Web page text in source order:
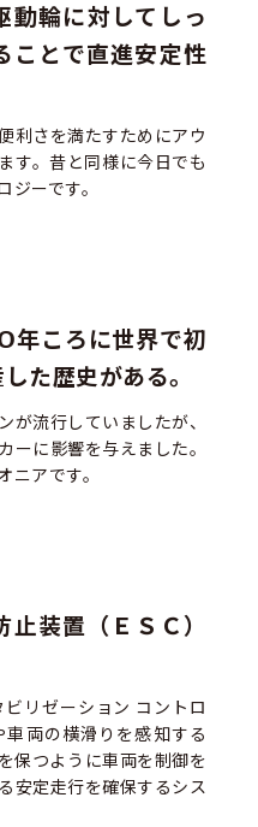
動輪に対してしっ
ことで直進安定性
利さを満たすためにアウ
す。昔と同様に今日でも
ーです。
ころに世界で初
た歴史がある。
が流行していましたが、
ーに影響を与えました。
ニアです。
装置（ＥＳＣ）
リゼーション コントロ
両の横滑りを感知する
保つように車両を制御を
安定走行を確保するシス